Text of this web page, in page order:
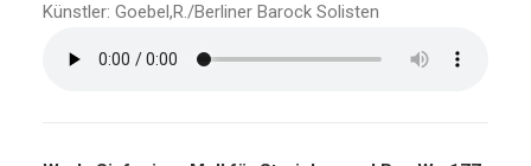
Künstler: Goebel,R./Berliner Barock Solisten